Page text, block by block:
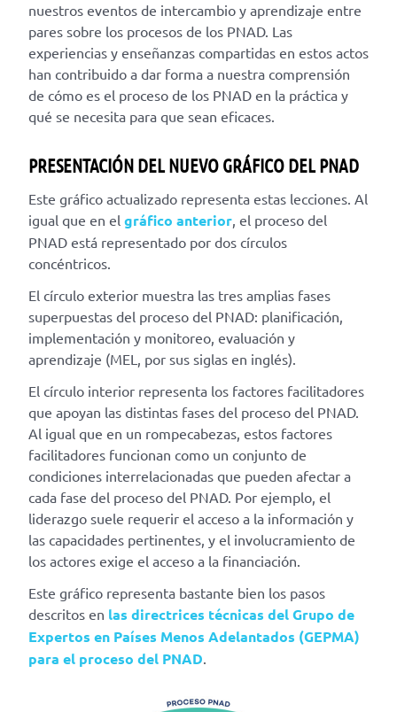
nuestros eventos de intercambio y aprendizaje entre
pares sobre los procesos de los PNAD. Las
experiencias y enseñanzas compartidas en estos actos
han contribuido a dar forma a nuestra comprensión
de cómo es el proceso de los PNAD en la práctica y
qué se necesita para que sean eficaces.
PRESENTACIÓN DEL NUEVO GRÁFICO DEL PNAD
Este gráfico actualizado representa estas lecciones. Al
igual que en el gráfico anterior, el proceso del
PNAD está representado por dos círculos
concéntricos.
El círculo exterior muestra las tres amplias fases
superpuestas del proceso del PNAD: planificación,
implementación y monitoreo, evaluación y
aprendizaje (MEL, por sus siglas en inglés).
El círculo interior representa los factores facilitadores
que apoyan las distintas fases del proceso del PNAD.
Al igual que en un rompecabezas, estos factores
facilitadores funcionan como un conjunto de
condiciones interrelacionadas que pueden afectar a
cada fase del proceso del PNAD. Por ejemplo, el
liderazgo suele requerir el acceso a la información y
las capacidades pertinentes, y el involucramiento de
los actores exige el acceso a la financiación.
Este gráfico representa bastante bien los pasos
descritos en las directrices técnicas del Grupo de
Expertos en Países Menos Adelantados (GEPMA)
para el proceso del PNAD.